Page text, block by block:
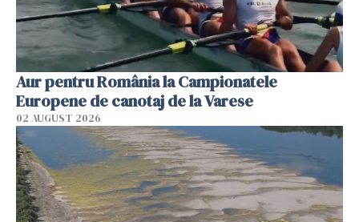
Aur pentru România la Campionatele
Europene de canotaj de la Varese
02 AUGUST 2026